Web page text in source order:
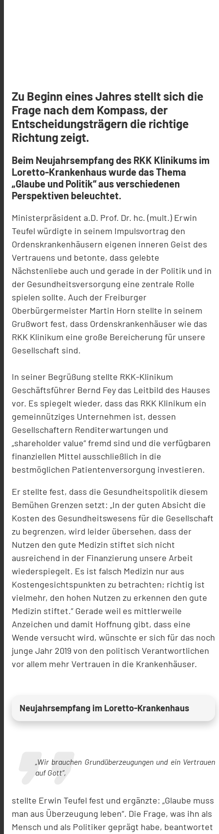
Zu Beginn eines Jahres stellt sich die
Frage nach dem Kompass, der
Entscheidungsträgern die richtige
Richtung zeigt.
Beim Neujahrsempfang des RKK Klinikums im
Loretto-Krankenhaus wurde das Thema
„Glaube und Politik“ aus verschiedenen
Perspektiven beleuchtet.
Ministerpräsident a.D. Prof. Dr. hc. (mult.) Erwin
Teufel würdigte in seinem Impulsvortrag den
Ordenskrankenhäusern eigenen inneren Geist des
Vertrauens und betonte, dass gelebte
Nächstenliebe auch und gerade in der Politik und in
der Gesundheitsversorgung eine zentrale Rolle
spielen sollte. Auch der Freiburger
Oberbürgermeister Martin Horn stellte in seinem
Grußwort fest, dass Ordenskrankenhäuser wie das
RKK Klinikum eine große Bereicherung für unsere
Gesellschaft sind.
In seiner Begrüßung stellte RKK-Klinikum
Geschäftsführer Bernd Fey das Leitbild des Hauses
vor. Es spiegelt wieder, dass das RKK Klinikum ein
gemeinnütziges Unternehmen ist, dessen
Gesellschaftern Renditerwartungen und
„shareholder value“ fremd sind und die verfügbaren
finanziellen Mittel ausschließlich in die
bestmöglichen Patientenversorgung investieren.
Er stellte fest, dass die Gesundheitspolitik diesem
Bemühen Grenzen setzt: „In der guten Absicht die
Kosten des Gesundheitswesens für die Gesellschaft
zu begrenzen, wird leider übersehen, dass der
Nutzen den gute Medizin stiftet sich nicht
ausreichend in der Finanzierung unsere Arbeit
wiederspiegelt. Es ist falsch Medizin nur aus
Kostengesichtspunkten zu betrachten; richtig ist
vielmehr, den hohen Nutzen zu erkennen den gute
Medizin stiftet.“ Gerade weil es mittlerweile
Anzeichen und damit Hoffnung gibt, dass eine
Wende versucht wird, wünschte er sich für das noch
junge Jahr 2019 von den politisch Verantwortlichen
vor allem mehr Vertrauen in die Krankenhäuser.
Neujahrsempfang im Loretto-Krankenhaus
„Wir brauchen Grundüberzeugungen und ein Vertrauen
auf Gott“,
stellte Erwin Teufel fest und ergänzte: „Glaube muss
man aus Überzeugung leben“. Die Frage, was ihn als
Mensch und als Politiker geprägt habe, beantwortet